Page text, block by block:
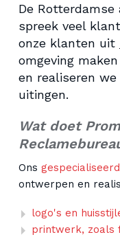
De Rotterdamse
spreek veel
onze klanten uit
omgeving
en realiseren
uitingen.
Wat doet
Ons
ontwerpen en
logo's en
printwerk, zoals